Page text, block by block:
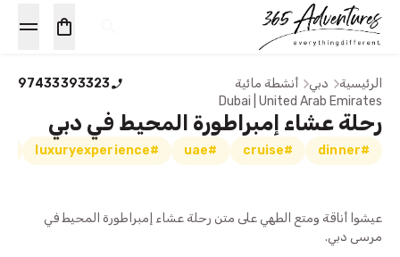
الرئيسية دبي أنشطة مائية
97433393323
Dubai | United Arab Emirates
رحلة عشاء إمبراطورة المحيط في دبي
#dinner
#cruise
#uae
#luxuryexperience
عيشوا أناقة ومتع الطهي على متن رحلة عشاء إمبراطورة المحيط في
مرسى دبي.